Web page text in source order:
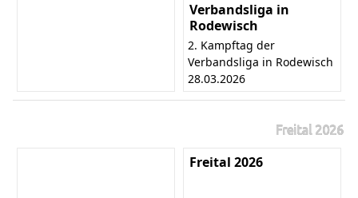
Verbandsliga in
Rodewisch
2. Kampftag der
Verbandsliga in Rodewisch
28.03.2026
Freital 2026
Freital 2026